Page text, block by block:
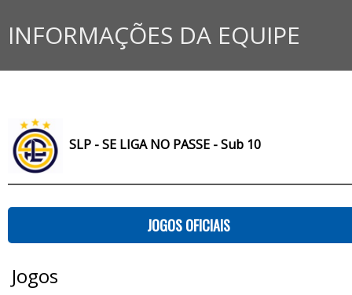
INFORMAÇÕES DA EQUIPE
SLP - SE LIGA NO PASSE - Sub 10
JOGOS OFICIAIS
Jogos